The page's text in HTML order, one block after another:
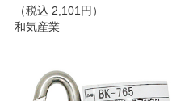
（税込 2,101 円）
和気産業